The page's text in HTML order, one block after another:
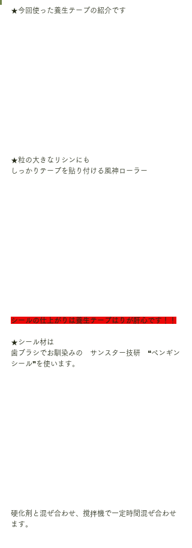
★今回使った養生テープの紹介です
★粒の大きなリシンにも
しっかりテープを貼り付ける風神ローラー
シールの仕上がりは養生テープはりが肝心です！！
★シール材は
歯ブラシでお馴染みの　サンスター技研　❝ペンギン
シール❞を使います。
硬化剤と混ぜ合わせ、撹拌機で一定時間混ぜ合わせ
ます。